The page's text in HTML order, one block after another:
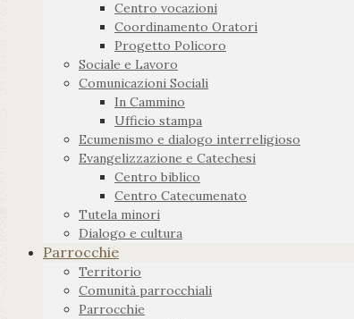
Centro vocazioni
Coordinamento Oratori
Progetto Policoro
Sociale e Lavoro
Comunicazioni Sociali
In Cammino
Ufficio stampa
Ecumenismo e dialogo interreligioso
Evangelizzazione e Catechesi
Centro biblico
Centro Catecumenato
Tutela minori
Dialogo e cultura
Parrocchie
Territorio
Comunità parrocchiali
Parrocchie